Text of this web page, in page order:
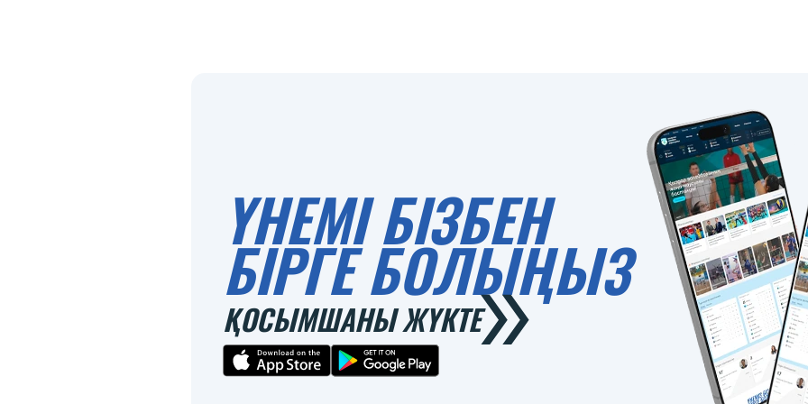
ҮНЕМІ БІЗБЕН
БІРГЕ БОЛЫҢЫЗ
ҚОСЫМШАНЫ ЖҮКТЕ